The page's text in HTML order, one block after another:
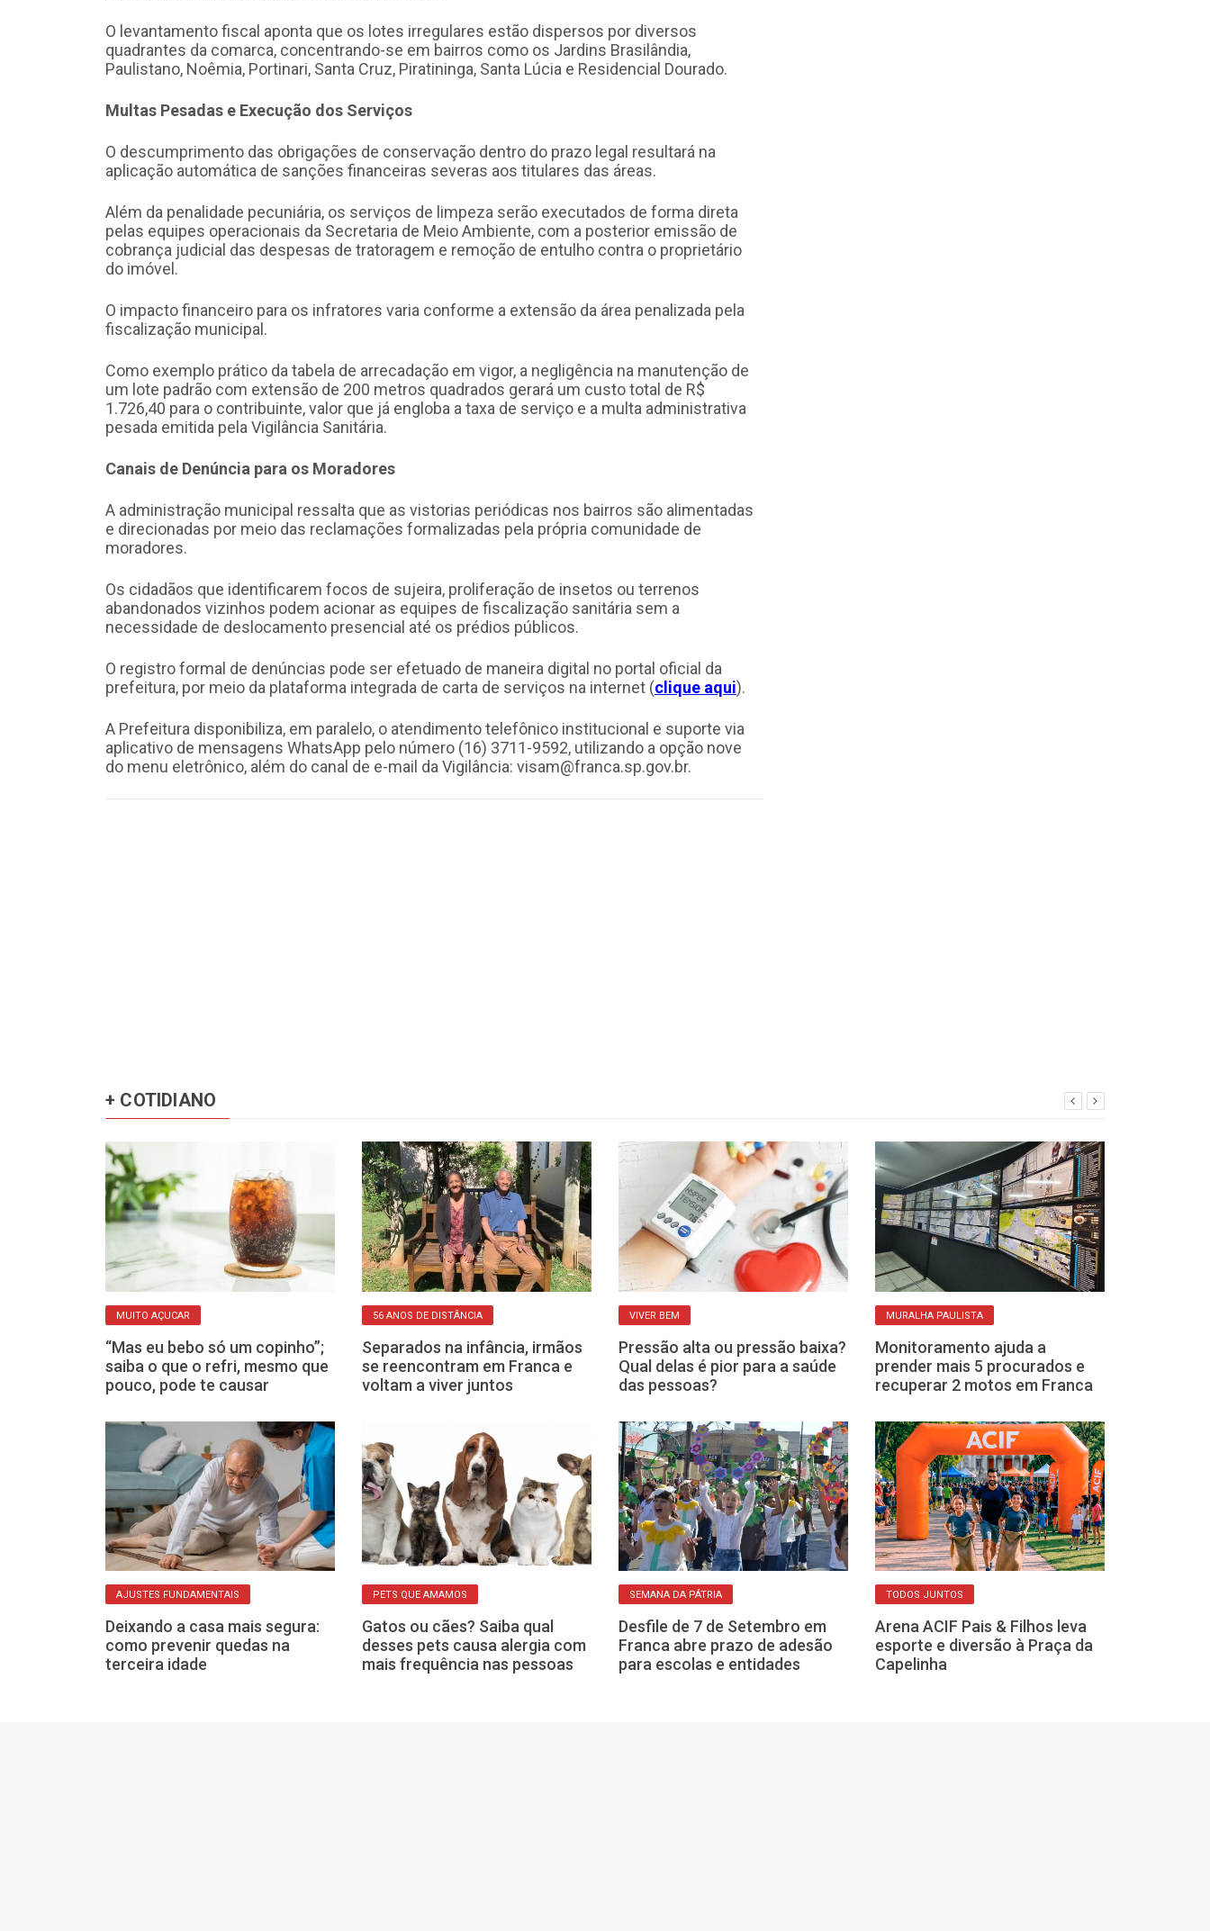
O levantamento fiscal aponta que os lotes irregulares estão dispersos por diversos
quadrantes da comarca, concentrando-se em bairros como os Jardins Brasilândia,
Paulistano, Noêmia, Portinari, Santa Cruz, Piratininga, Santa Lúcia e Residencial Dourado.
Multas Pesadas e Execução dos Serviços
O descumprimento das obrigações de conservação dentro do prazo legal resultará na
aplicação automática de sanções financeiras severas aos titulares das áreas.
Além da penalidade pecuniária, os serviços de limpeza serão executados de forma direta
pelas equipes operacionais da Secretaria de Meio Ambiente, com a posterior emissão de
cobrança judicial das despesas de tratoragem e remoção de entulho contra o proprietário
do imóvel.
O impacto financeiro para os infratores varia conforme a extensão da área penalizada pela
fiscalização municipal.
Como exemplo prático da tabela de arrecadação em vigor, a negligência na manutenção de
um lote padrão com extensão de 200 metros quadrados gerará um custo total de R$
1.726,40 para o contribuinte, valor que já engloba a taxa de serviço e a multa administrativa
pesada emitida pela Vigilância Sanitária.
Canais de Denúncia para os Moradores
A administração municipal ressalta que as vistorias periódicas nos bairros são alimentadas
e direcionadas por meio das reclamações formalizadas pela própria comunidade de
moradores.
Os cidadãos que identificarem focos de sujeira, proliferação de insetos ou terrenos
abandonados vizinhos podem acionar as equipes de fiscalização sanitária sem a
necessidade de deslocamento presencial até os prédios públicos.
O registro formal de denúncias pode ser efetuado de maneira digital no portal oficial da
prefeitura, por meio da plataforma integrada de carta de serviços na internet (clique aqui).
A Prefeitura disponibiliza, em paralelo, o atendimento telefônico institucional e suporte via
aplicativo de mensagens WhatsApp pelo número (16) 3711-9592, utilizando a opção nove
do menu eletrônico, além do canal de e-mail da Vigilância: visam@franca.sp.gov.br.
+ COTIDIANO
MUITO AÇUCAR
“Mas eu bebo só um copinho”;
saiba o que o refri, mesmo que
pouco, pode te causar
56 ANOS DE DISTÂNCIA
Separados na infância, irmãos
se reencontram em Franca e
voltam a viver juntos
VIVER BEM
Pressão alta ou pressão baixa?
Qual delas é pior para a saúde
das pessoas?
MURALHA PAULISTA
Monitoramento ajuda a
prender mais 5 procurados e
recuperar 2 motos em Franca
AJUSTES FUNDAMENTAIS
Deixando a casa mais segura:
como prevenir quedas na
terceira idade
PETS QUE AMAMOS
Gatos ou cães? Saiba qual
desses pets causa alergia com
mais frequência nas pessoas
SEMANA DA PÁTRIA
Desfile de 7 de Setembro em
Franca abre prazo de adesão
para escolas e entidades
TODOS JUNTOS
Arena ACIF Pais & Filhos leva
esporte e diversão à Praça da
Capelinha